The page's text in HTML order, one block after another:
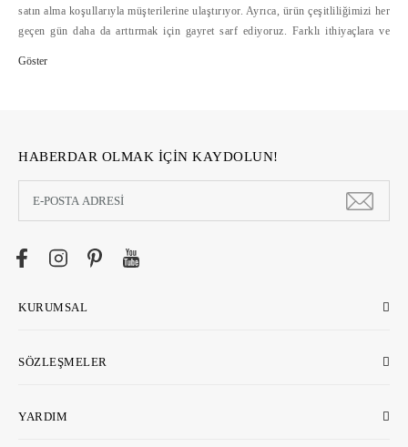
satın alma koşullarıyla müşterilerine ulaştırıyor. Ayrıca, ürün çeşitliliğimizi her
geçen gün daha da arttırmak için gayret sarf ediyoruz. Farklı ithiyaçlara ve
HABERDAR OLMAK İÇİN KAYDOLUN!
KURUMSAL
SÖZLEŞMELER
YARDIM